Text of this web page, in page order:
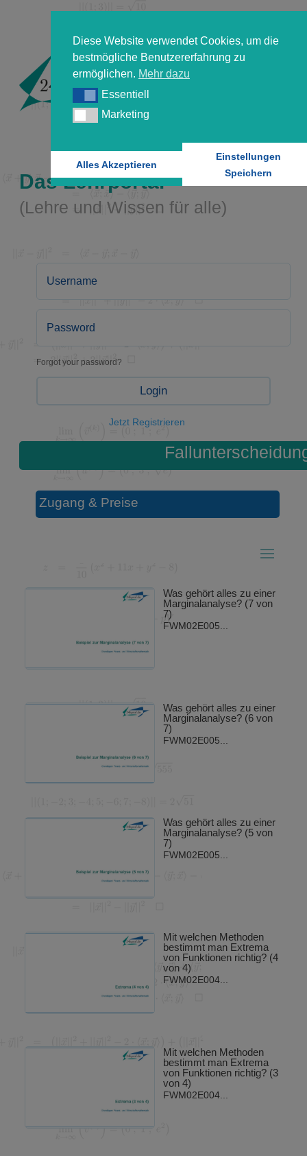
Diese Website verwendet Cookies, um die
bestmögliche Benutzererfahrung zu
ermöglichen. Mehr dazu
EssentiellEssentiell
MarketingMarketing
Alles Akzeptieren
Einstellungen
Speichern
Das Lehrportal
(Lehre und Wissen für alle)
Forgot your password?
Login
Jetzt Registrieren
Zugang & Preise
Was gehört alles zu einer
Marginalanalyse? (7 von
7)
FWM02E005...
Was gehört alles zu einer
Marginalanalyse? (6 von
7)
FWM02E005...
Was gehört alles zu einer
Marginalanalyse? (5 von
7)
FWM02E005...
Mit welchen Methoden
bestimmt man Extrema
von Funktionen richtig? (4
von 4)
FWM02E004...
Mit welchen Methoden
bestimmt man Extrema
von Funktionen richtig? (3
von 4)
FWM02E004...